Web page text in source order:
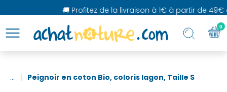
🚚 Profitez de la livraison à 1€ à partir de 49€
... Peignoir en coton Bio, coloris lagon, Taille S
0